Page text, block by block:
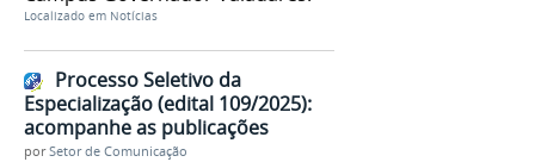
Localizado em Notícias
Processo Seletivo da
Especialização (edital 109/2025):
acompanhe as publicações
porSetor de Comunicação